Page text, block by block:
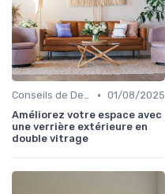
Conseils de Design d'Intérieur • 01/08/2025
Améliorez votre espace avec
une verrière extérieure en
double vitrage